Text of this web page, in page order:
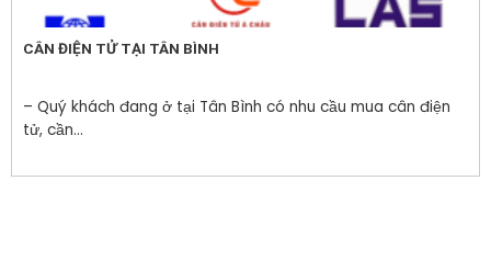
CÂN ĐIỆN TỬ TẠI TÂN BÌNH
– Quý khách đang ở tại Tân Bình có nhu cầu mua cân điện
tử, cần...